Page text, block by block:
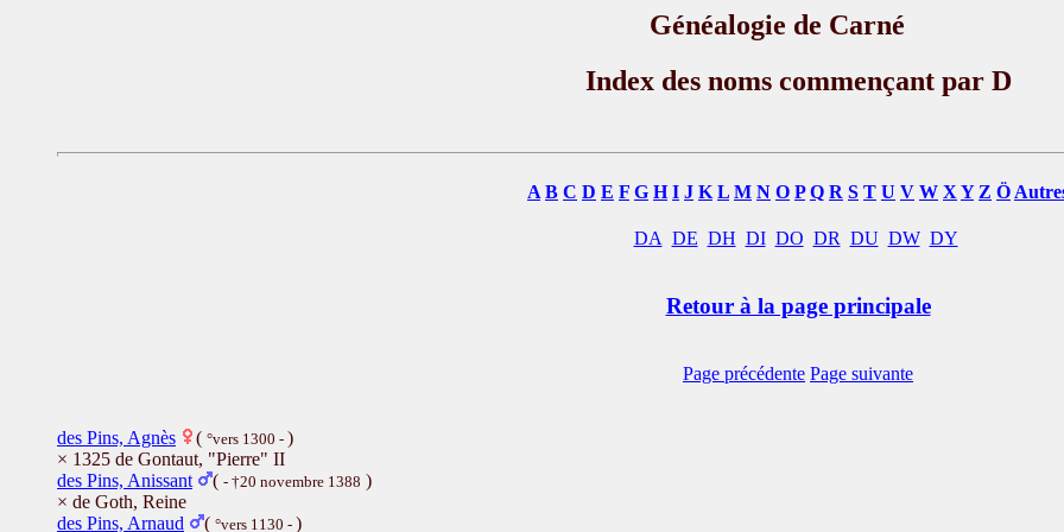
Généalogie de Carné
Index des noms commençant par D
A B C D E F G H I J K L M N O P Q R S T U V W X Y Z Ö
DA DE DH DI DO DR DU DW DY
Retour à la page principale
Page précédente Page suivante
des Pins, Agnès ( °vers 1300 - )
× 1325 de Gontaut, "Pierre" II
des Pins, Anissant
( - †20 novembre 1388 )
× de Goth, Reine
des Pins, Arnaud
( °vers 1130 - )